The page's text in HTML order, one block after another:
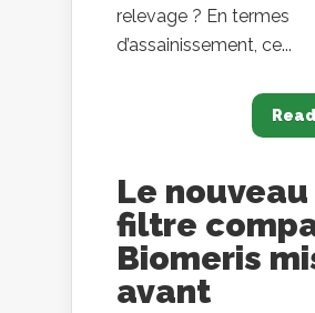
relevage ? En termes
d’assainissement, ce...
Le nouveau
filtre
Biomeris
avant